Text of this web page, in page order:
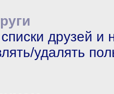
друзей и
удалять